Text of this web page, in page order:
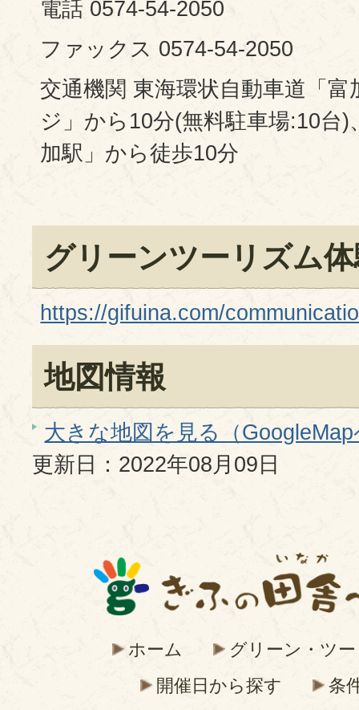
電話 0574-54-2050
ファックス 0574-54-2050
交通機関 東海環状自動車道「
ジ」から10分(無料駐車場:10台)
加駅」から徒歩10分
グリーンツーリズム
https://gifuina.com/
地図情報
大きな地図を見る（
更新日：2022年08月09日
ホーム
グリーン・ツ
開催日から探す
条